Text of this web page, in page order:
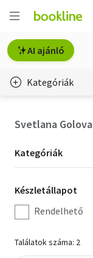
AI ajánló
Kategóriák
Hobbi, szabadidő
Irodalom
Művészet
Svetlana
Kategória
szűrés
Kategóriák
Készletállapot
szűrés
Készletállapot
Rendelhető
Találatok száma: 2